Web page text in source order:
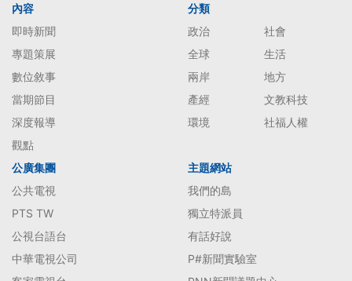
內容
即時新聞
專題策展
數位敘事
當期節目
深度報導
觀點
分類
政治
社會
全球
生活
兩岸
地方
產經
文教科技
環境
社福人權
公廣集團
公共電視
PTS TW
公視台語台
中華電視公司
主題網站
我們的島
獨立特派員
有話好說
P#新聞實驗室